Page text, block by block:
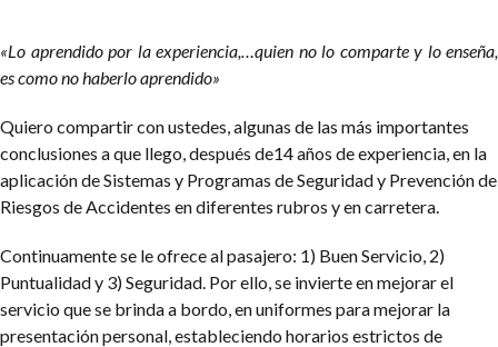
«Lo aprendido por la experiencia,…quien no lo comparte y lo enseña,
es como no haberlo aprendido»
Quiero compartir con ustedes, algunas de las más importantes
conclusiones a que llego, después de14 años de experiencia, en la
aplicación de Sistemas y Programas de Seguridad y Prevención de
Riesgos de Accidentes en diferentes rubros y en carretera.
Continuamente se le ofrece al pasajero: 1) Buen Servicio, 2)
Puntualidad y 3) Seguridad. Por ello, se invierte en mejorar el
servicio que se brinda a bordo, en uniformes para mejorar la
presentación personal, estableciendo horarios estrictos de